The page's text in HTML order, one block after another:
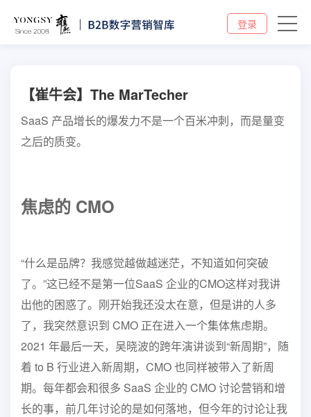
登录
【崔牛会】The MarTecher
SaaS 产品增长的爆发力不是一个百米冲刺，而是量变
之后的质变。
焦虑的 CMO
“什么是品牌？我感觉越做越迷茫，不知道如何突破
了。”这已经不是第一位SaaS 企业的CMO这样对我讲
出他的困惑了。 刚开始我还没太在意，但是讲的人多
了，我突然意识到 CMO 正在进入一个集体焦虑期。
2021 年最后一天，吴晓波的跨年演讲谈到“新周期”，随
着 to B 行业进入新周期，CMO 也同样被带入了新周
期。 每年都会和很多 SaaS 企业的 CMO 讨论营销和增
长的事，前几年讨论的是如何落地，但今年的讨论让我